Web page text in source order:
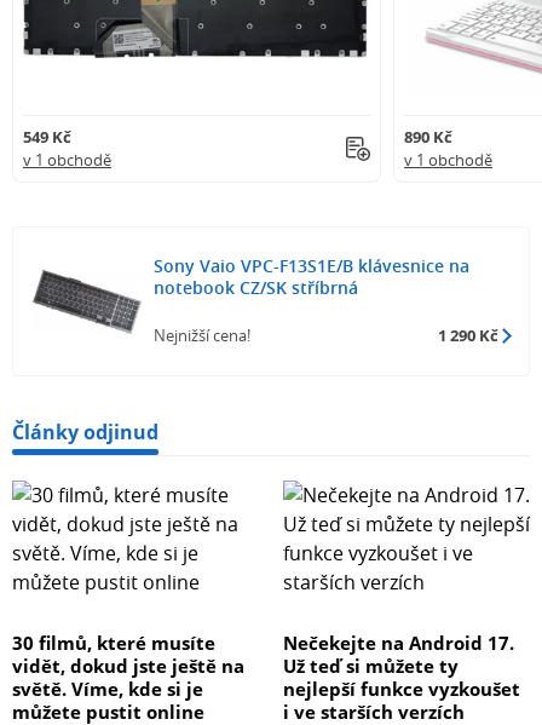
549 Kč
v 1 obchodě
890 Kč
v 1 obchodě
Sony Vaio VPC-F13S1E/B klávesnice na
notebook CZ/SK stříbrná
Nejnižší cena! 1 290 Kč
Články odjinud
30 filmů, které musíte
vidět, dokud jste ještě na
světě. Víme, kde si je
můžete pustit online
Nečekejte na Android 17.
Už teď si můžete ty
nejlepší funkce vyzkoušet
i ve starších verzích